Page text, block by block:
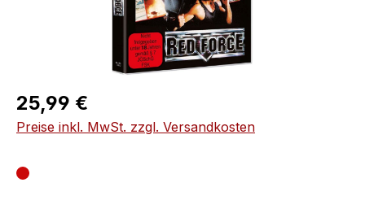
Regulärer Preis:
25,99 €
Preise inkl. MwSt. zzgl. Versandkosten